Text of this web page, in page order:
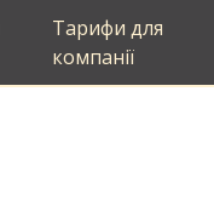
Тарифи для
компанії